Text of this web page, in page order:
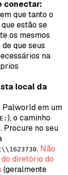
conectar:
que tanto o
estão se
os mesmos
que seus
na
local da
Palworldem um
E: ), o caminho
. Procure no seu
. Não
diretório do
(geralmente